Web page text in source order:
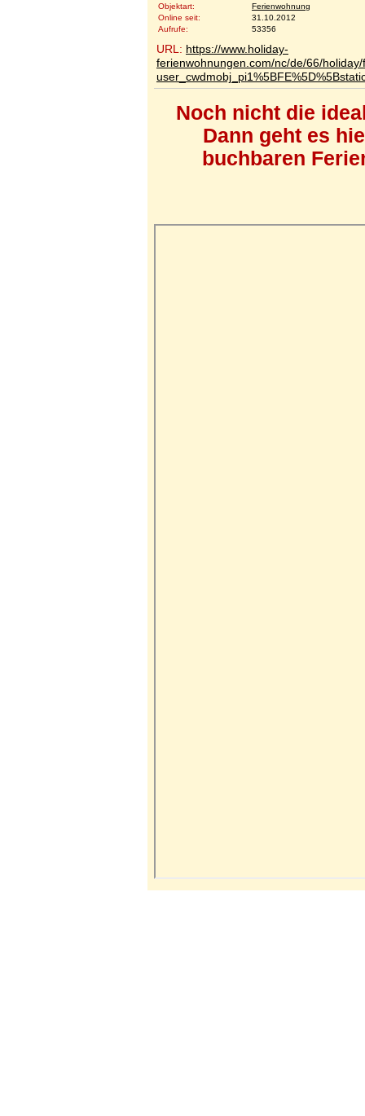
Objektart:
Ferienwohnung
Online seit:
31.10.2012
Aufrufe:
53356
URL: https://www.holiday-
ferienwohnungen.com/nc/de/66/
Noch nicht die
Dann geht es
buchbaren